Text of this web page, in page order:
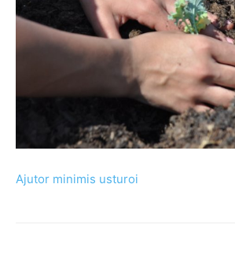
Ajutor minimis usturoi